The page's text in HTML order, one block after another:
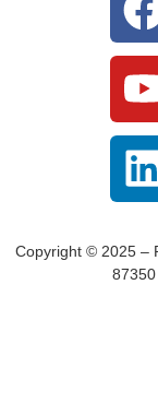
Copyright © 2025 –